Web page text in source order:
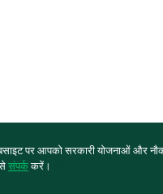
पर आपको सरकारी योजनाओं और
संपर्ककरें।